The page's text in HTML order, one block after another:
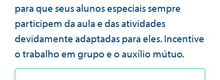
para que seus alunos especiais sempre
participem da aula e das atividades
devidamente adaptadas para eles. Incentive
o trabalho em grupo e o auxílio mútuo.